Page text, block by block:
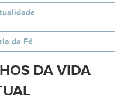
da Fé
DA VIDA